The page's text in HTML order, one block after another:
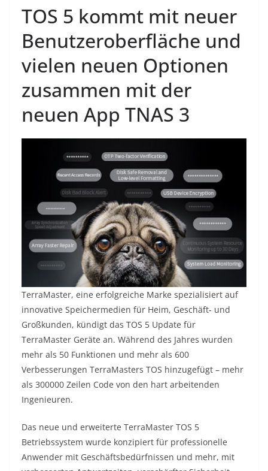
TOS 5 kommt mit neuer
Benutzeroberfläche und
vielen neuen Optionen
zusammen mit der
neuen App TNAS 3
TerraMaster, eine erfolgreiche Marke spezialisiert auf
innovative Speichermedien für Heim, Geschäft- und
Großkunden, kündigt das TOS 5 Update für
TerraMaster Geräte an. Während des Jahres wurden
mehr als 50 Funktionen und mehr als 600
Verbesserungen TerraMasters TOS hinzugefügt – mehr
als 300000 Zeilen Code von den hart arbeitenden
Ingenieuren.
Das neue und erweiterte TerraMaster TOS 5
Betriebssystem wurde konzipiert für professionelle
Anwender mit Geschäftsbedürfnissen und mehr, mit